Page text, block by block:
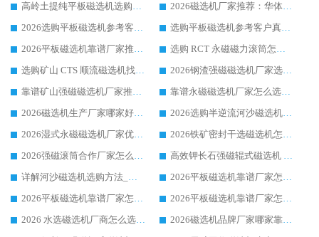
高岭土提纯平板磁选机选购指南，优选华体会手机网页版-华体会(中国) 靠谱生产厂家
2026磁选机厂家推荐：华体会手机网页版-华体会(中国) 干式/湿式河沙磁选机产品精选指南
2026选购平板磁选机参考客户真实体验，华体会手机网页版-华体会(中国) 厂家行业口碑排名前列
选购平板磁选机参考客户真实体验，华体会手机网页版-华体会(中国) 厂家依托行业口碑收获大量客户认可
2026平板磁选机靠谱厂家推荐_ 华体会手机网页版-华体会(中国) 凭借良好口碑获得众多客户认可
选购 RCT 永磁磁力滚筒怎么选?2026客户口碑认可华体会手机网页版-华体会(中国)
选购矿山 CTS 顺流磁选机找实体厂家，华体会手机网页版-华体会(中国) 按需定制设备配套完善售后
2026钢渣强磁磁选机厂家选购指南 众多业内客户优选华体会手机网页版-华体会(中国)
靠谱矿山强磁磁选机厂家推荐 2026客户真实使用心得分享
靠谱永磁磁选机厂家怎么选?福建客户真实体验分享华体会手机网页版-华体会(中国) 品牌
2026磁选机生产厂家哪家好?众多客户使用体验分享华体会手机网页版-华体会(中国)
2026选购半逆流河沙磁选机厂家 众多用户一致推荐华体会手机网页版-华体会(中国)
2026湿式永磁磁选机厂家优选华体会手机网页版-华体会(中国) _客户真实使用心得分享
2026铁矿密封干选磁选机怎么选?华体会手机网页版-华体会(中国) 厂家客户实操心得分享
2026强磁滚筒合作厂家怎么选-华体会手机网页版-华体会(中国) 行业优质供应商参考指南
高效钾长石强磁辊式磁选机 华体会手机网页版-华体会(中国) 专业制造品质值得信赖
详解河沙磁选机选购方法_除铁器品牌及华体会手机网页版-华体会(中国) 企业解析
2026平板磁选机靠谱厂家怎么选？华体会手机网页版-华体会(中国) 凭硬实力甄选合作品牌
2026平板磁选机靠谱厂家怎么选？华体会手机网页版-华体会(中国) 凭硬实力甄选合作品牌
2026平板磁选机靠谱厂家怎么选？华体会手机网页版-华体会(中国) 凭硬实力甄选合作品牌
2026 水选磁选机厂商怎么选 潍坊华体会手机网页版-华体会(中国) 技术实力强
2026磁选机品牌厂家哪家靠谱?行业优选华体会手机网页版-华体会(中国) 实力出众